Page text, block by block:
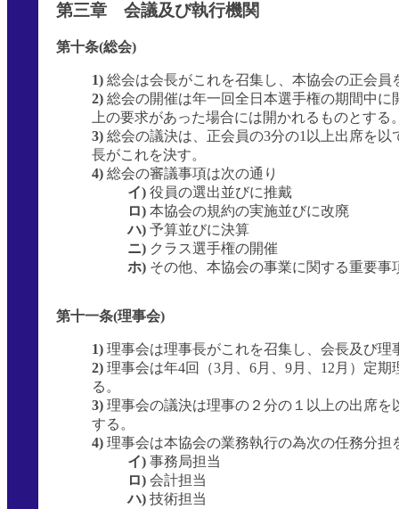
第三章 会議及び執行機関
第十条(総会)
1) 総会は会長がこれを召集し、本協会の正会
2) 総会の開催は年一回全日本選手権の期間中
上の要求があった場合には開かれるものとする
3) 総会の議決は、正会員の3分の1以上出席を
長がこれを決す。
4) 総会の審議事項は次の通り
イ) 役員の選出並びに推戴
ロ) 本協会の規約の実施並びに改廃
ハ) 予算並びに決算
ニ) クラス選手権の開催
ホ) その他、本協会の事業に関する重要事
第十一条(理事会)
1) 理事会は理事長がこれを召集し、会長及び
2) 理事会は年4回（3月、6月、9月、12月）定
る。
3) 理事会の議決は理事の２分の１以上の出席
する。
4) 理事会は本協会の業務執行の為次の任務分
イ) 事務局担当
ロ) 会計担当
ハ) 技術担当